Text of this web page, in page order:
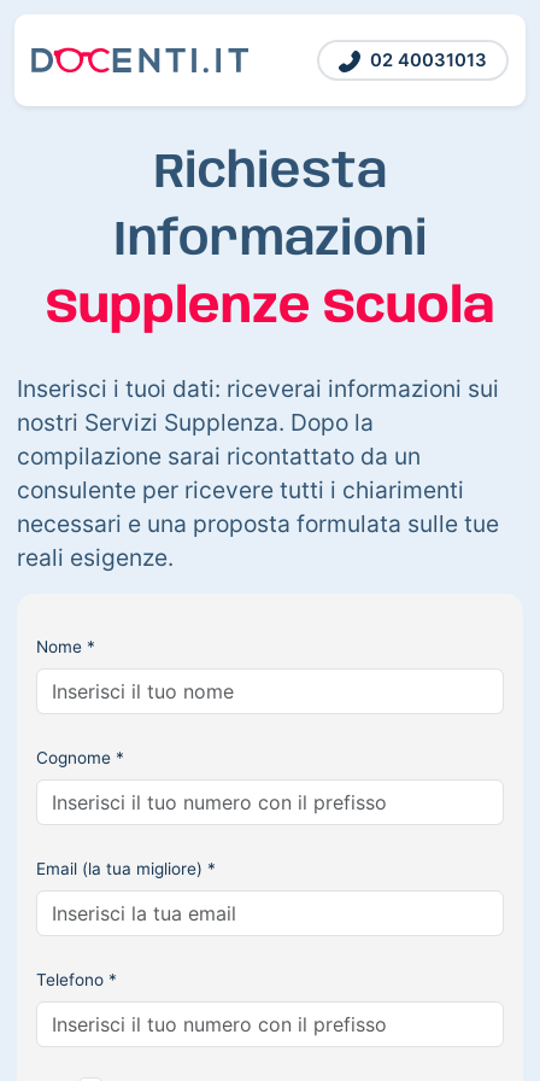
02 40031013
Richiesta
Informazioni
Supplenze Scuola
Inserisci i tuoi dati: riceverai informazioni sui
nostri Servizi Supplenza. Dopo la
compilazione sarai ricontattato da un
consulente per ricevere tutti i chiarimenti
necessari e una proposta formulata sulle tue
reali esigenze.
Nome *
Cognome *
Email (la tua migliore) *
Telefono *